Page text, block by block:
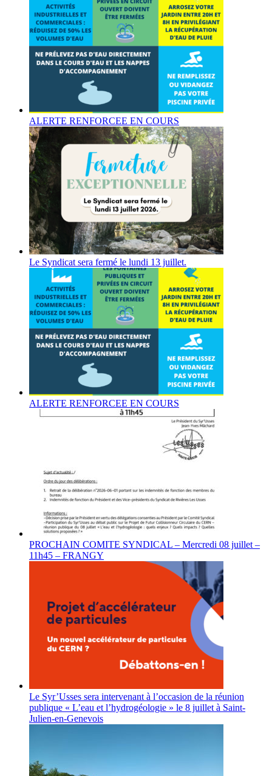
ALERTE RENFORCEE EN COURS
Le Syndicat sera fermé le lundi 13 juillet.
ALERTE RENFORCEE EN COURS
PROCHAIN COMITE SYNDICAL – Mercredi 08 juillet –
11h45 – FRANGY
Le Syr’Usses sera intervenant à l’occasion de la réunion
publique « L’eau et l’hydrogéologie » le 8 juillet à Saint-
Julien-en-Genevois